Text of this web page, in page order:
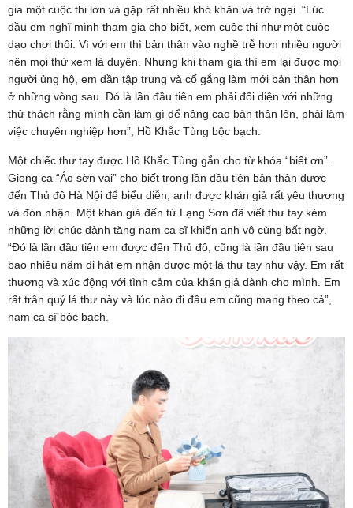
gia một cuộc thi lớn và gặp rất nhiều khó khăn và trở ngại. “Lúc
đầu em nghĩ mình tham gia cho biết, xem cuộc thi như một cuộc
dạo chơi thôi. Vì với em thì bản thân vào nghề trễ hơn nhiều người
nên mọi thứ xem là duyên. Nhưng khi tham gia thì em lại được mọi
người ủng hộ, em dần tập trung và cố gắng làm mới bản thân hơn
ở những vòng sau. Đó là lần đầu tiên em phải đối diện với những
thử thách rằng mình cần làm gì để nâng cao bản thân lên, phải làm
việc chuyên nghiệp hơn”, Hồ Khắc Tùng bộc bạch.
Một chiếc thư tay được Hồ Khắc Tùng gắn cho từ khóa “biết ơn”.
Giọng ca “Áo sờn vai” cho biết trong lần đầu tiên bản thân được
đến Thủ đô Hà Nội để biểu diễn, anh được khán giả rất yêu thương
và đón nhận. Một khán giả đến từ Lạng Sơn đã viết thư tay kèm
những lời chúc dành tặng nam ca sĩ khiến anh vô cùng bất ngờ.
“Đó là lần đầu tiên em được đến Thủ đô, cũng là lần đầu tiên sau
bao nhiêu năm đi hát em nhận được một lá thư tay như vậy. Em rất
thương và xúc động với tình cảm của khán giả dành cho mình. Em
rất trân quý lá thư này và lúc nào đi đâu em cũng mang theo cả”,
nam ca sĩ bộc bạch.